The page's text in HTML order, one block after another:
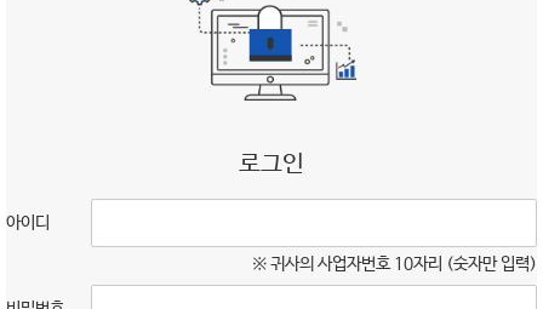
로그인
아이디
※ 귀사의 사업자번호 10자리 (숫자만 입력)